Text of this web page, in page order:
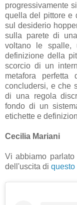
progressivamente
quella del pittore e
sul desiderio
sulla parete di
voltano le spalle,
definizione della
scorcio di un
metafora
concludersi, e che
di una regola
fondo di un
etichette e
Cecilia Mariani
Vi abbiamo
dell'uscita di questo